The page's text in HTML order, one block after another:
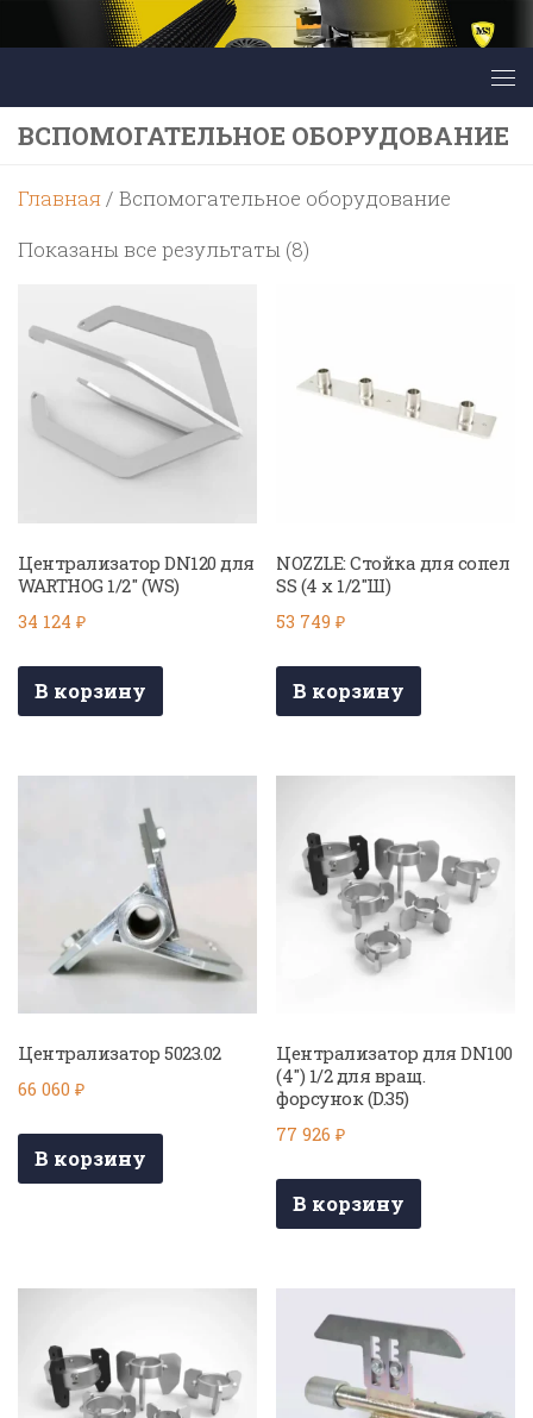
Перейти к содержимому
ВСПОМОГАТЕЛЬНОЕ ОБОРУДОВАНИЕ
Главная/ Вспомогательное оборудование
Показаны все результаты (8)
Централизатор DN120 для
WARTHOG 1/2″ (WS)
34 124 ₽
В корзину
NOZZLE: Стойка для сопел
SS (4 x 1/2″Ш)
53 749₽
В корзину
Централизатор 5023.02
66 060 ₽
В корзину
Централизатор для DN100
(4″) 1/2 для вращ.
форсунок (D.35)
77 926₽
В корзину